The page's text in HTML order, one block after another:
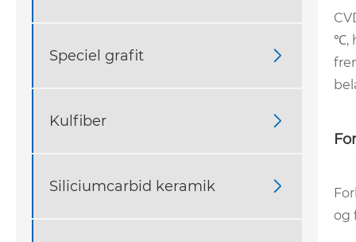
Speciel grafit 
Kulfiber 
Siliciumcarbid keramik 
℃,
og